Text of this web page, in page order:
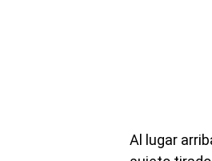
Al lugar